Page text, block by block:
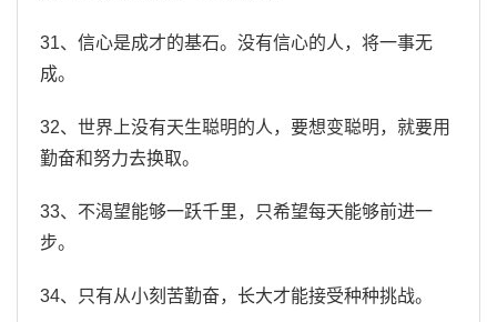
31、信心是成才的基石。没有信心的人，将一事无
成。
32、世界上没有天生聪明的人，要想变聪明，就要用
勤奋和努力去换取。
33、不渴望能够一跃千里，只希望每天能够前进一
步。
34、只有从小刻苦勤奋，长大才能接受种种挑战。